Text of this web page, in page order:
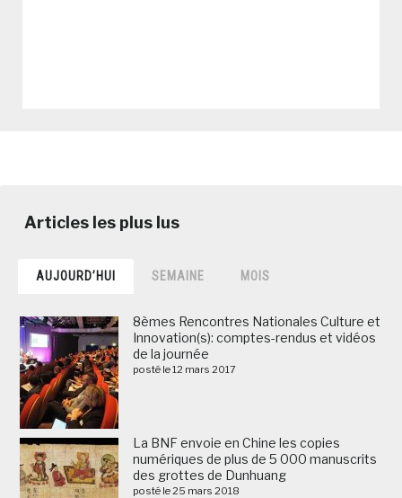
AUJOURD’HUI SEMAINE MOIS
8èmes Rencontres Nationales Culture et
Innovation(s): comptes-rendus et vidéos
de la journée
posté le 12 mars 2017
La BNF envoie en Chine les copies
numériques de plus de 5 000 manuscrits
des grottes de Dunhuang
posté le 25 mars 2018